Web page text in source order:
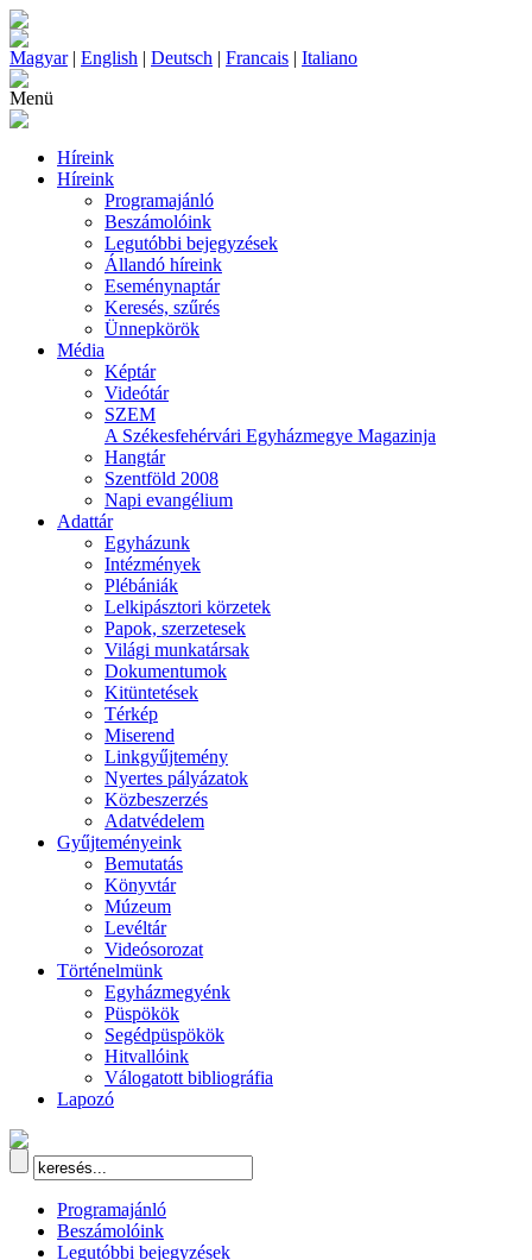
Magyar| English | Deutsch | Francais | Italiano
Menü
Híreink
Híreink
Programajánló
Beszámolóink
Legutóbbi bejegyzések
Állandó híreink
Eseménynaptár
Keresés, szűrés
Ünnepkörök
Média
Képtár
Videótár
SZEM
A Székesfehérvári Egyházmegye Magazinja
Hangtár
Szentföld 2008
Napi evangélium
Adattár
Egyházunk
Intézmények
Plébániák
Lelkipásztori körzetek
Papok, szerzetesek
Világi munkatársak
Dokumentumok
Kitüntetések
Térkép
Miserend
Linkgyűjtemény
Nyertes pályázatok
Közbeszerzés
Adatvédelem
Gyűjteményeink
Bemutatás
Könyvtár
Múzeum
Levéltár
Videósorozat
Történelmünk
Egyházmegyénk
Püspökök
Segédpüspökök
Hitvallóink
Válogatott bibliográfia
Lapozó
Programajánló
Beszámolóink
Legutóbbi bejegyzések